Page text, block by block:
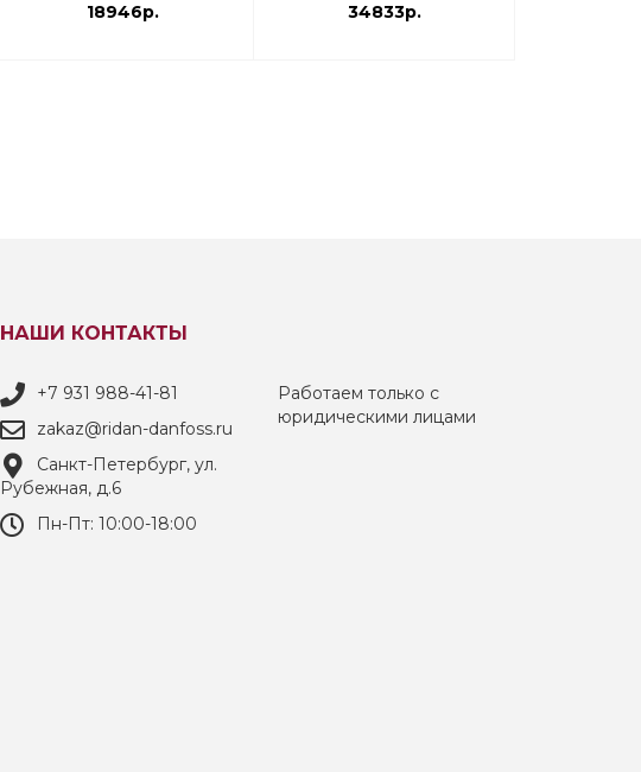
18946р. 34833р.
НАШИ КОНТАКТЫ
+7 931 988-41-81
zakaz@ridan-danfoss.ru
Санкт-Петербург, ул.
Рубежная, д.6
Пн-Пт: 10:00-18:00
Работаем только с
юридическими лицами